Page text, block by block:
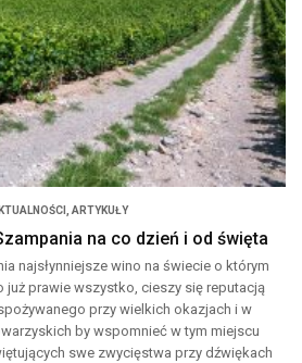
, ARTYKUŁY
na co dzień i od święta
najsłynniejsze wino na świecie o którym
prawie wszystko, cieszy się reputacją
przy wielkich okazjach i w
by wspomnieć w tym miejscu
swe zwycięstwa przy dźwiękach